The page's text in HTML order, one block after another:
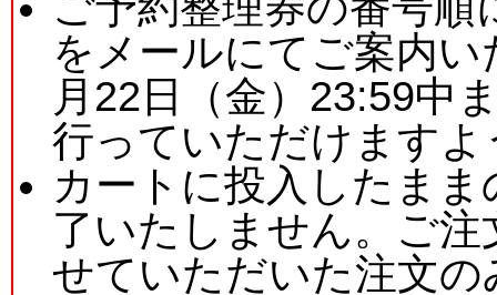
をメールにてご案内
月22日（金）23:59中
行っていただけます
カートに投入したま
了いたしません。ご
せていただいた注文